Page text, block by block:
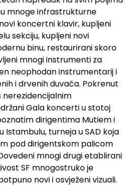
mnoge infrastrukturne
koncertni klavir, kupljeni
sekciju, kupljeni novi
binu, restaurirani skoro
mnogi instrumenti za
neophodan instrumentarij i
i drvenih duvača. Pokrenut
nerezidencijalnim
Gala koncerti u stotoj
dirigentima Mutiem i
Istambulu, turneja u SAD koja
pod dirigentskom palicom
mnogi drugi etablirani
SF mnogostruko je
novi i osvježeni vizuali.